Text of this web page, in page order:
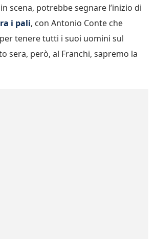
scena, potrebbe segnare l’inizio di
i pali, con Antonio Conte che
tenere tutti i suoi uomini sul
sera, però, al Franchi, sapremo la